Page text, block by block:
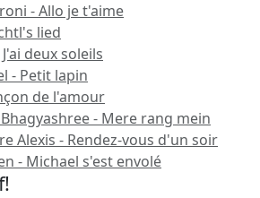
- Allo je t'aime
lied
deux soleils
- Petit lapin
de l'amour
- Mere rang mein
Alexis - Rendez-vous d'un soir
- Michael s'est envolé